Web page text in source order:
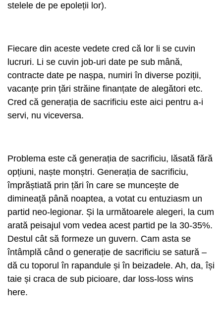
stelele de pe epoleții lor).
Fiecare din aceste vedete cred că lor li se cuvin
lucruri. Li se cuvin job-uri date pe sub mână,
contracte date pe nașpa, numiri în diverse poziții,
vacanțe prin țări străine finanțate de alegători etc.
Cred că generația de sacrificiu este aici pentru a-i
servi, nu viceversa.
Problema este că generația de sacrificiu, lăsată fără
opțiuni, naște monștri. Generația de sacrificiu,
împrăștiată prin țări în care se muncește de
dimineață până noaptea, a votat cu entuziasm un
partid neo-legionar. Și la următoarele alegeri, la cum
arată peisajul vom vedea acest partid pe la 30-35%.
Destul cât să formeze un guvern. Cam asta se
întâmplă când o generație de sacrificiu se satură –
dă cu toporul în rapandule și în beizadele. Ah, da, își
taie și craca de sub picioare, dar loss-loss wins
here.